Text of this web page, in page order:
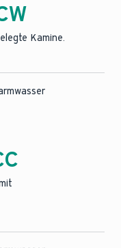
Kamine.